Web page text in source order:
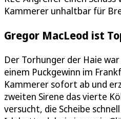
Kammerer unhaltbar für
Gregor MacLeod ist
Der Torhunger der Haie
einem Puckgewinn im
Kammerer sofort ab und
zweiten Sirene das vierte
versucht, die Scheibe